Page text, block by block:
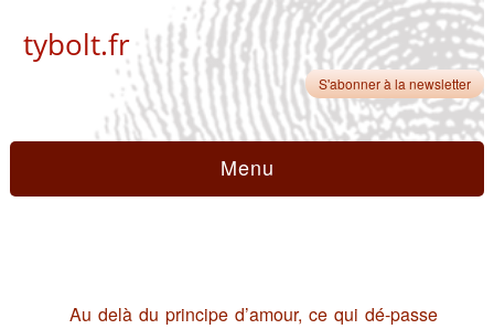
tybolt.fr
S'abonner à la newsletter
Menu
Au delà du principe d’amour, ce qui dé-passe